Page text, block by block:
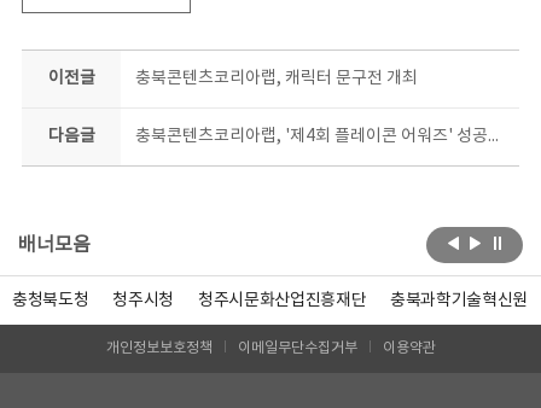
이전글 충북콘텐츠코리아랩, 캐릭터 문구전 개최
다음글 충북콘텐츠코리아랩, '제4회 플레이콘 어워즈' 성공적으로 종료
배너모음
충청북도청 청주시청 청주시문화산업진흥재단 충북과학기술혁신원
개인정보보호정책 이메일무단수집거부 이용약관